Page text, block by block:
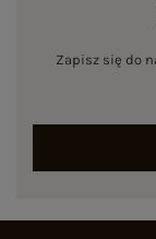
Zapisz się do